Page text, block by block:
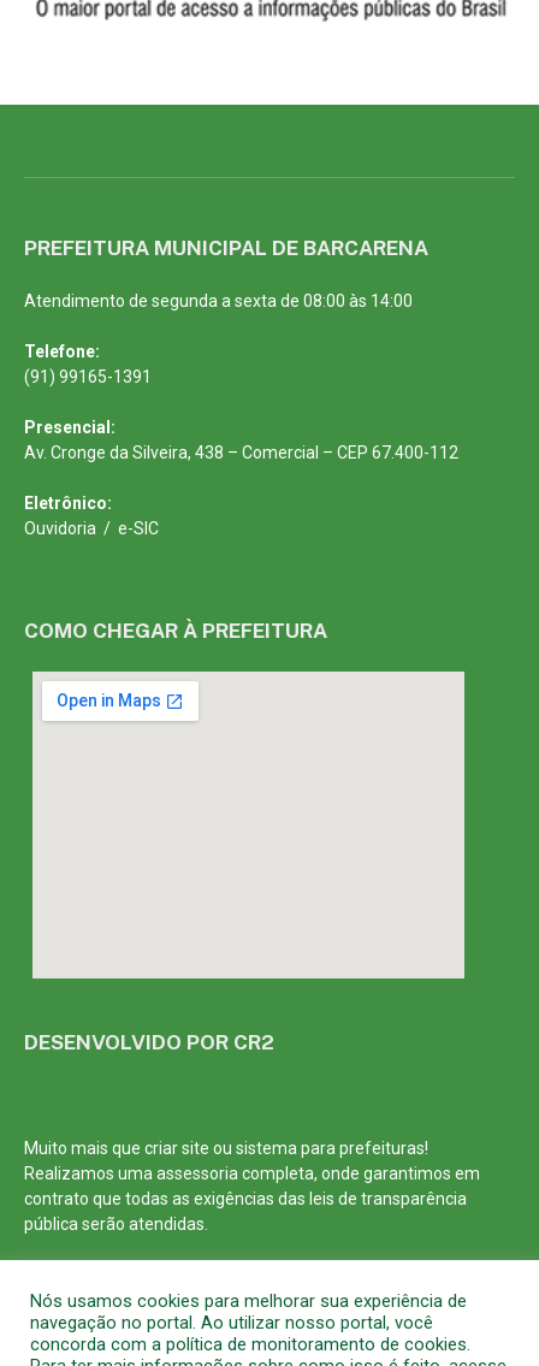
PREFEITURA MUNICIPAL DE BARCARENA
Atendimento de segunda a sexta de 08:00 às 14:00
Telefone:
(91) 99165-1391
Presencial:
Av. Cronge da Silveira, 438 – Comercial – CEP 67.400-112
Eletrônico:
Ouvidoria / e-SIC
COMO CHEGAR À PREFEITURA
DESENVOLVIDO POR CR2
Muito mais que criar site ou sistema para prefeituras!
Realizamos umaassessoriacompleta, onde garantimos em
contrato que todas as exigências das leis de transparência
públicaserão atendidas.
Nós usamos cookies para melhorar sua experiência de
navegação no portal. Ao utilizar nosso portal, você
concorda com a política de monitoramento de cookies.